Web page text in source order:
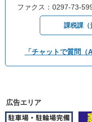
ファクス：0297-73-
課税課（
「チャットで質問（
広告エリア